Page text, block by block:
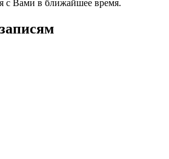
с Вами в ближайшее время.